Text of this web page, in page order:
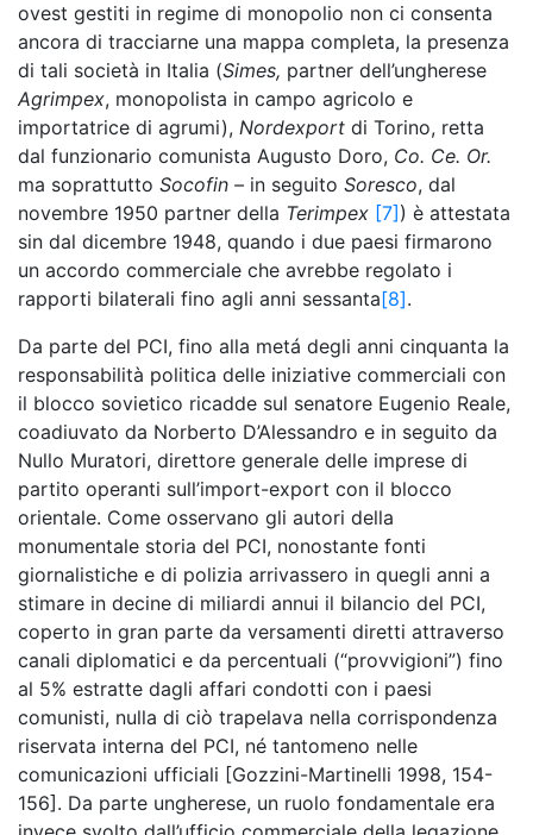
ovest gestiti in regime di monopolio non ci consenta
ancora di tracciarne una mappa completa, la presenza
di tali società in Italia (Simes, partner dell’ungherese
Agrimpex, monopolista in campo agricolo e
importatrice di agrumi), Nordexport di Torino, retta
dal funzionario comunista Augusto Doro, Co. Ce. Or.
ma soprattutto Socofin – in seguito Soresco, dal
novembre 1950 partner della Terimpex [7] ) è attestata
sin dal dicembre 1948, quando i due paesi firmarono
un accordo commerciale che avrebbe regolato i
rapporti bilaterali fino agli anni sessanta[8].
Da parte del PCI, fino alla metá degli anni cinquanta la
responsabilità politica delle iniziative commerciali con
il blocco sovietico ricadde sul senatore Eugenio Reale,
coadiuvato da Norberto D’Alessandro e in seguito da
Nullo Muratori, direttore generale delle imprese di
partito operanti sull’import-export con il blocco
orientale. Come osservano gli autori della
monumentale storia del PCI, nonostante fonti
giornalistiche e di polizia arrivassero in quegli anni a
stimare in decine di miliardi annui il bilancio del PCI,
coperto in gran parte da versamenti diretti attraverso
canali diplomatici e da percentuali (“provvigioni”) fino
al 5% estratte dagli affari condotti con i paesi
comunisti, nulla di ciò trapelava nella corrispondenza
riservata interna del PCI, né tantomeno nelle
comunicazioni ufficiali [Gozzini-Martinelli 1998, 154-
156]. Da parte ungherese, un ruolo fondamentale era